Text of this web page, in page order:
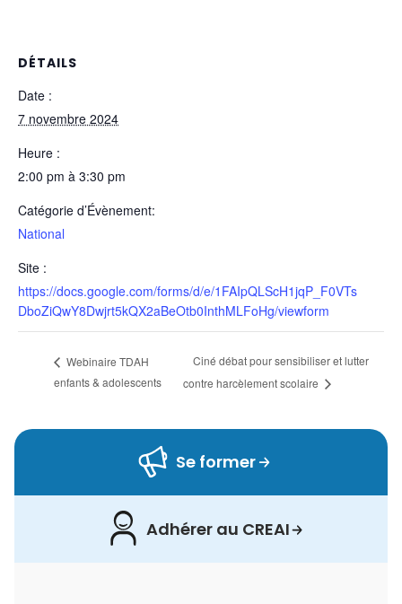
DÉTAILS
Date :
7 novembre 2024
Heure :
2:00 pm à 3:30 pm
Catégorie d’Évènement:
National
Site :
https://docs.google.com/forms/d/e/1FAIpQLScH1jqP_F0VTs
DboZiQwY8Dwjrt5kQX2aBeOtb0InthMLFoHg/viewform
Webinaire TDAH
enfants & adolescents
Ciné débat pour sensibiliser et lutter
contre harcèlement scolaire
Se former
Adhérer au CREAI